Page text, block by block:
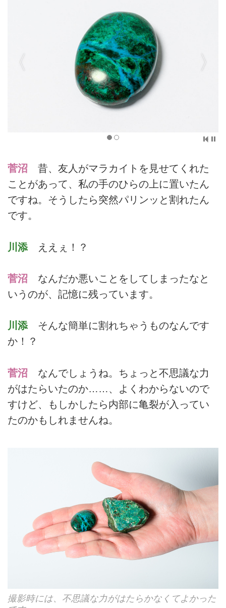
菅沼 昔、友人がマラカイトを見せてくれた
ことがあって、私の手のひらの上に置いたん
ですね。そうしたら突然パリンッと割れたん
です。
川添 ええぇ！？
菅沼 なんだか悪いことをしてしまったなと
いうのが、記憶に残っています。
川添 そんな簡単に割れちゃうものなんです
か！？
菅沼 なんでしょうね。ちょっと不思議な力
がはたらいたのか……、よくわからないので
すけど、もしかしたら内部に亀裂が入ってい
たのかもしれませんね。
撮影時には、不思議な力がはたらかなくてよかった